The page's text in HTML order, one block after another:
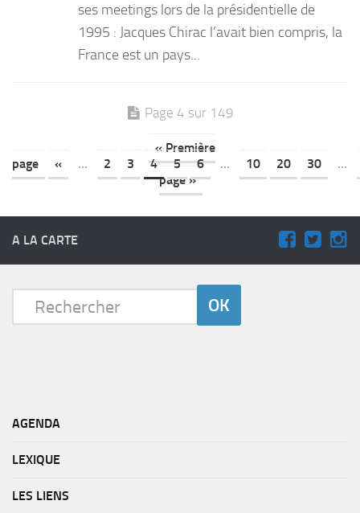
ses meetings lors de la présidentielle de
1995 : Jacques Chirac l’avait bien compris, la
France est un pays...
Page 4 sur 149
« Première
page
« ... 2 3 4 5 6 ... 10 20 30
...
page »
A LA CARTE
AGENDA
LEXIQUE
LES LIENS